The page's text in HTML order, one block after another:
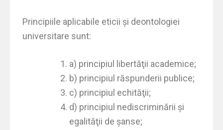
Principiile aplicabile eticii şi deontologiei
universitare sunt:
a) principiul libertăţii academice;
b) principiul răspunderii publice;
c) principiul echităţii;
d) principiul nediscriminării şi
egalităţii de şanse;